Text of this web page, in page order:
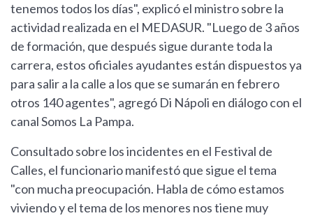
tenemos todos los días", explicó el ministro sobre la
actividad realizada en el MEDASUR. "Luego de 3 años
de formación, que después sigue durante toda la
carrera, estos oficiales ayudantes están dispuestos ya
para salir a la calle a los que se sumarán en febrero
otros 140 agentes", agregó Di Nápoli en diálogo con el
canal Somos La Pampa.
Consultado sobre los incidentes en el Festival de
Calles, el funcionario manifestó que sigue el tema
"con mucha preocupación. Habla de cómo estamos
viviendo y el tema de los menores nos tiene muy